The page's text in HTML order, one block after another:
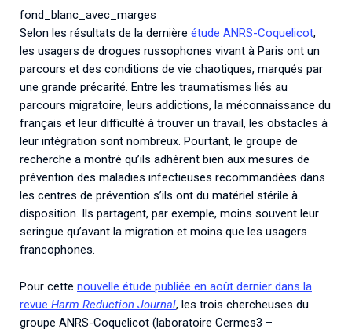
Associations de patient.e.s
Collaboration avec les acteurs communautaires
Cellules Émergence
Retrouvez toutes les cellules Émergence, actives ou
inactives.
fond_blanc_avec_marges
Selon les résultats de la dernière étude ANRS-Coquelicot,
les usagers de drogues russophones vivant à Paris ont un
parcours et des conditions de vie chaotiques, marqués par
une grande précarité. Entre les traumatismes liés au
parcours migratoire, leurs addictions, la méconnaissance du
français et leur difficulté à trouver un travail, les obstacles à
leur intégration sont nombreux. Pourtant, le groupe de
recherche a montré qu’ils adhèrent bien aux mesures de
prévention des maladies infectieuses recommandées dans
les centres de prévention s’ils ont du matériel stérile à
disposition. Ils partagent, par exemple, moins souvent leur
seringue qu’avant la migration et moins que les usagers
francophones.
Pour cette nouvelle étude publiée en août dernier dans la
revue Harm Reduction Journal, les trois chercheuses du
groupe ANRS-Coquelicot (laboratoire Cermes3 –